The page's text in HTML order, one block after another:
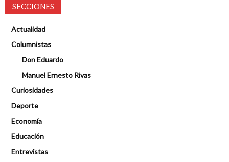
SECCIONES
Actualidad
Columnistas
Don Eduardo
Manuel Ernesto Rivas
Curiosidades
Deporte
Economía
Educación
Entrevistas